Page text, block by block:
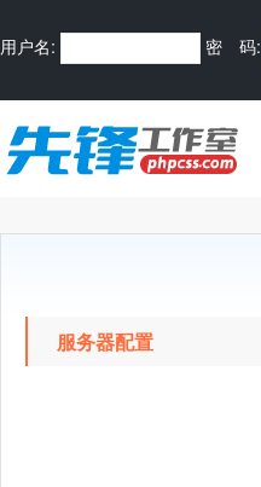
用户名: 密 码:
服务器配置